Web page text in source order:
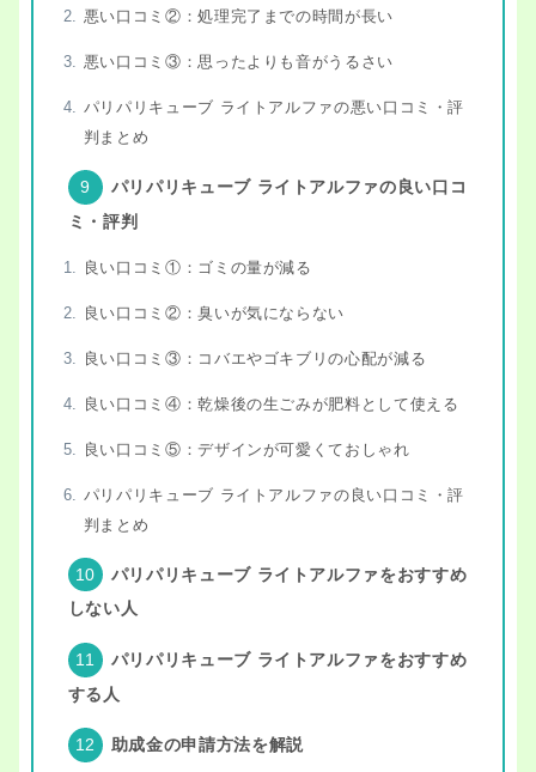
悪い口コミ②：処理完了までの時間が長い
悪い口コミ③：思ったよりも音がうるさい
パリパリキューブ ライトアルファの悪い口コミ・評
判まとめ
パリパリキューブ ライトアルファの良い口コ
ミ・評判
良い口コミ①：ゴミの量が減る
良い口コミ②：臭いが気にならない
良い口コミ③：コバエやゴキブリの心配が減る
良い口コミ④：乾燥後の生ごみが肥料として使える
良い口コミ⑤：デザインが可愛くておしゃれ
パリパリキューブ ライトアルファの良い口コミ・評
判まとめ
パリパリキューブ ライトアルファをおすすめ
しない人
パリパリキューブ ライトアルファをおすすめ
する人
助成金の申請方法を解説